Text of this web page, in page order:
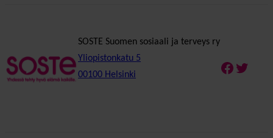
SOSTE Suomen sosiaali ja terveys ry
Yliopistonkatu 5
00100 Helsinki